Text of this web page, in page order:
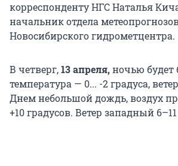
корреспонденту НГС Наталья
начальник отдела
Новосибирского гидрометцентра.
В четверг,13 апреля,ночью будет
температура — 0... -2 градуса,
Днем небольшой дождь, воздух
+10 градусов. Ветер западный